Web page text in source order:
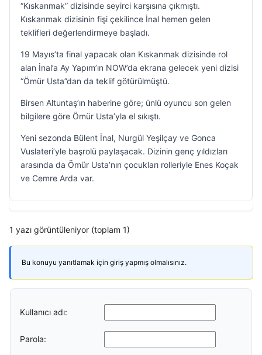
“Kıskanmak” dizisinde seyirci karşısına çıkmıştı.
Kıskanmak dizisinin fişi çekilince İnal hemen gelen
teklifleri değerlendirmeye başladı.
19 Mayıs’ta final yapacak olan Kıskanmak dizisinde rol
alan İnal’a Ay Yapım’ın NOW’da ekrana gelecek yeni dizisi
“Ömür Usta”dan da teklif götürülmüştü.
Birsen Altuntaş’ın haberine göre; ünlü oyuncu son gelen
bilgilere göre Ömür Usta’yla el sıkıştı.
Yeni sezonda Bülent İnal, Nurgül Yeşilçay ve Gonca
Vuslateri’yle başrolü paylaşacak. Dizinin genç yıldızları
arasında da Ömür Usta’nın çocukları rolleriyle Enes Koçak
ve Cemre Arda var.
1 yazı görüntüleniyor (toplam 1)
Bu konuyu yanıtlamak için giriş yapmış olmalısınız.
Kullanıcı adı:
Parola: